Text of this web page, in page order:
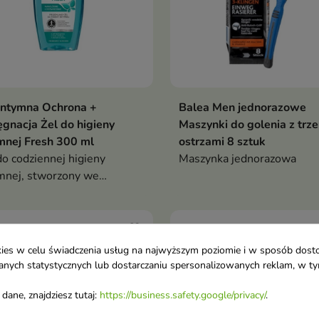
Ochrona +
Żel do higieny
Fresh 300 ml
codziennej higieny
stworzony we
Balea Men jednorazowe
Maszynki do golenia z
ostrzami 8 sztuk
Maszynka jednorazowa
favorite_border
w celu świadczenia usług na najwyższym poziomie i w sposób
statystycznych lub dostarczaniu spersonalizowanych reklam, w
znajdziesz tutaj: https://business.safety.google/privacy/.